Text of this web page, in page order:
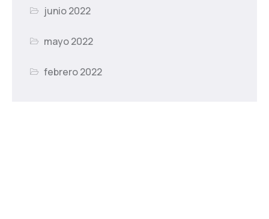
junio 2022
mayo 2022
febrero 2022